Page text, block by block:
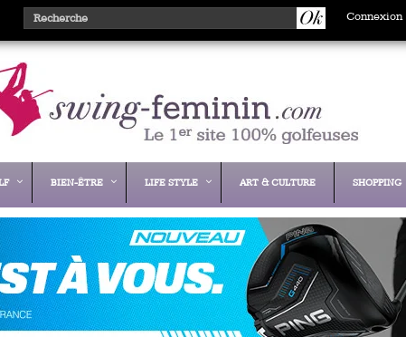
Connexion
BIEN-ÊTRE LIFE STYLE ART & CULTURE SHOPPING